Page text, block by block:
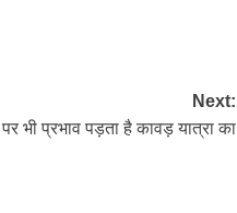
Next:
भी प्रभाव पड़ता है कावड़ यात्रा का